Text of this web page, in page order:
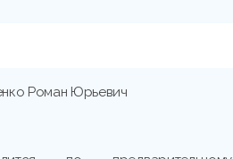
Роман Юрьевич